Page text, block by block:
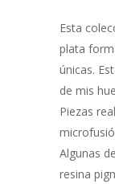
Esta
plata
únicas.
de mis
Piezas
Algunas
resina